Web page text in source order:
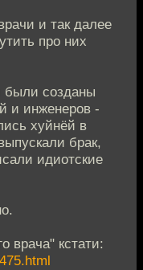
и так далее
про них
были созданы
и инженеров -
хуйнёй в
брак,
идиотские
врача" кстати: